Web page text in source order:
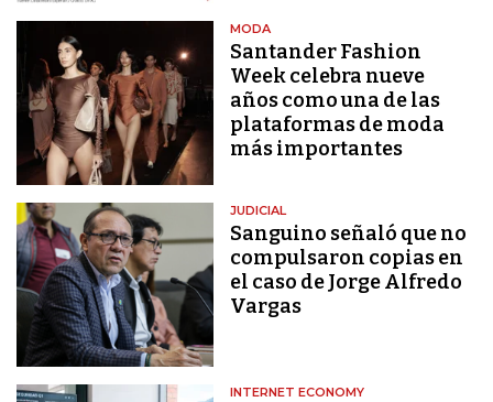
MODA
Santander Fashion
Week celebra nueve
años como una de las
plataformas de moda
más importantes
JUDICIAL
Sanguino señaló que no
compulsaron copias en
el caso de Jorge Alfredo
Vargas
INTERNET ECONOMY